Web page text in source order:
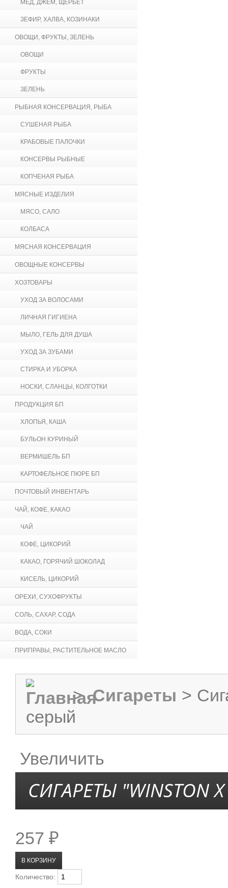
МЁД, ДЖЕМ, ЩЕРБЕТ
ЗЕФИР, ХАЛВА, КОЗИНАКИ
ОВОЩИ, ФРУКТЫ, ЗЕЛЕНЬ
ОВОЩИ
ФРУКТЫ
ЗЕЛЕНЬ
РЫБНАЯ КОНСЕРВАЦИЯ, РЫБА
СУШЕНАЯ РЫБА
КРАБОВЫЕ ПАЛОЧКИ
КОНСЕРВЫ РЫБНЫЕ
КОПЧЕНАЯ РЫБА
МЯСНЫЕ ИЗДЕЛИЯ
МЯСО, САЛО
КОЛБАСА
МЯСНАЯ КОНСЕРВАЦИЯ
ОВОЩНЫЕ КОНСЕРВЫ
ХОЗТОВАРЫ
УХОД ЗА ВОЛОСАМИ
ЛИЧНАЯ ГИГИЕНА
МЫЛО, ГЕЛЬ ДЛЯ ДУША
УХОД ЗА ЗУБАМИ
СТИРКА И УБОРКА
НОСКИ, СЛАНЦЫ, КОЛГОТКИ
ПРОДУКЦИЯ БП
ХЛОПЬЯ, КАША
БУЛЬОН КУРИНЫЙ
ВЕРМИШЕЛЬ БП
КАРТОФЕЛЬНОЕ ПЮРЕ БП
ПОЧТОВЫЙ ИНВЕНТАРЬ
ЧАЙ, КОФЕ, КАКАО
ЧАЙ
КОФЕ, ЦИКОРИЙ
КАКАО, ГОРЯЧИЙ ШОКОЛАД
КИСЕЛЬ, ЦИКОРИЙ
ОРЕХИ, СУХОФРУКТЫ
СОЛЬ, САХАР, СОДА
ВОДА, СОКИ
ПРИПРАВЫ, РАСТИТЕЛЬНОЕ МАСЛО
> Сигареты >
серый
Увеличить
СИГАРЕТЫ "WINSTON
257 ₽
Количество: